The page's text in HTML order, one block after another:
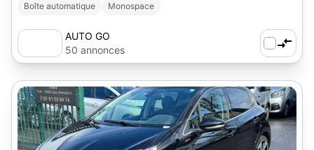
Boîte automatique
Monospace
AUTO GO
50 annonces